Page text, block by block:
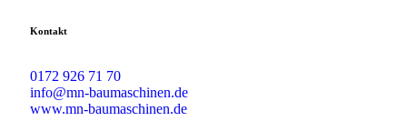
Kontakt
0172 926 71 70
info@mn-baumaschinen.de
www.mn-baumaschinen.de